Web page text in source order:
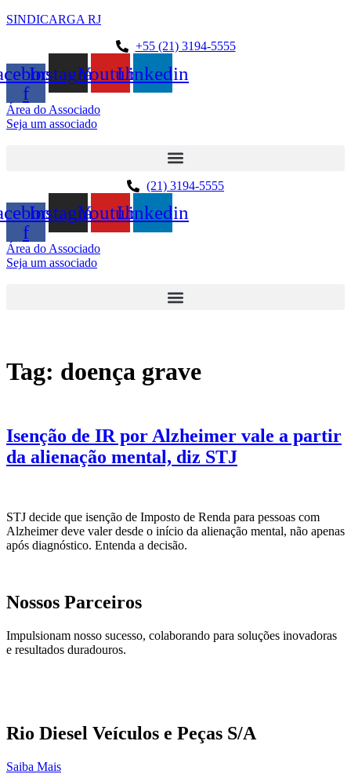
SINDICARGA RJ
+55 (21) 3194-5555
f
InstagramYoutubeLinkedin
Área do Associado
Seja um associado
(21) 3194-5555
f
InstagramYoutubeLinkedin
Área do Associado
Seja um associado
Tag: doença grave
Isenção de IR por Alzheimer vale a partir
da alienação mental, diz STJ
STJ decide que isenção de Imposto de Renda para pessoas com
Alzheimer deve valer desde o início da alienação mental, não apenas
após diagnóstico. Entenda a decisão.
Nossos Parceiros
Impulsionam nosso sucesso, colaborando para soluções inovadoras
e resultados duradouros.
Rio Diesel Veículos e Peças S/A
Saiba Mais